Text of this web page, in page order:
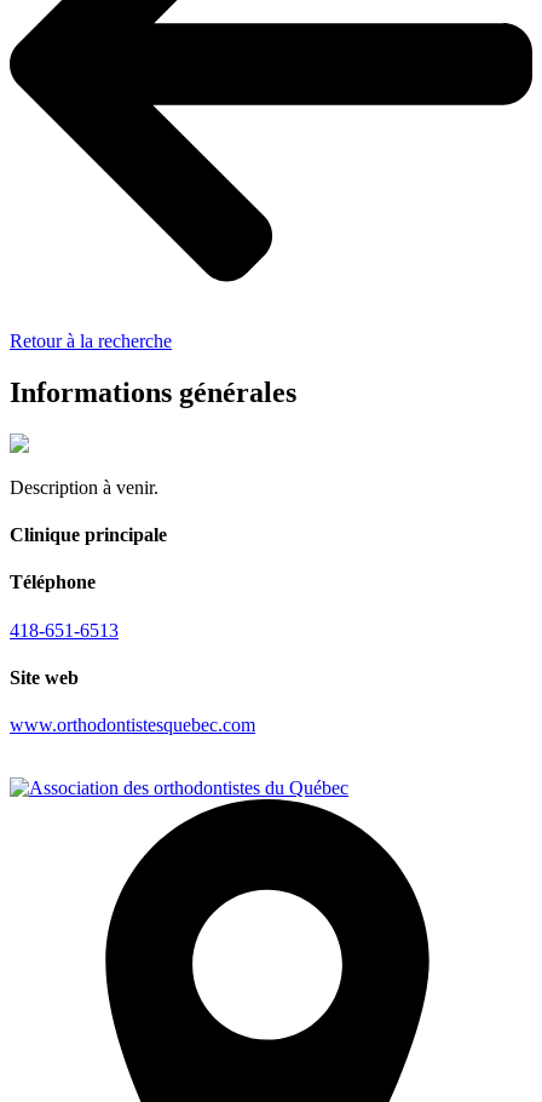
Retour à la recherche
Informations générales
Description à venir.
Clinique principale
Téléphone
418-651-6513
Site web
www.orthodontistesquebec.com